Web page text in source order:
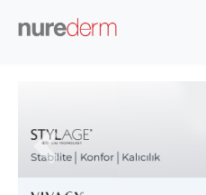
Previous